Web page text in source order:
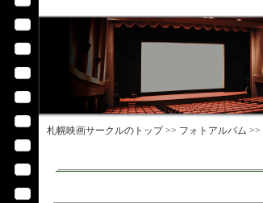
札幌映画サークルのトップ >> フォトアルバム >>